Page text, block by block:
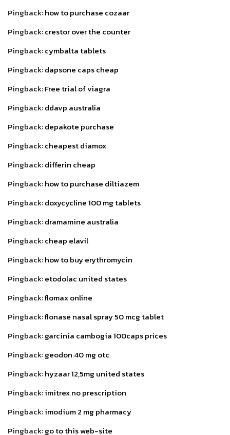
Pingback:how to purchase cozaar
Pingback:crestor over the counter
Pingback:cymbalta tablets
Pingback:dapsone caps cheap
Pingback:Free trial of viagra
Pingback:ddavp australia
Pingback:depakote purchase
Pingback:cheapest diamox
Pingback:differin cheap
Pingback:how to purchase diltiazem
Pingback:doxycycline 100 mg tablets
Pingback:dramamine australia
Pingback:cheap elavil
Pingback:how to buy erythromycin
Pingback:etodolac united states
Pingback:flomax online
Pingback:flonase nasal spray 50 mcg tablet
Pingback:garcinia cambogia 100caps prices
Pingback:geodon 40 mg otc
Pingback:hyzaar 12,5mg united states
Pingback:imitrex no prescription
Pingback:imodium 2 mg pharmacy
Pingback:go to this web-site